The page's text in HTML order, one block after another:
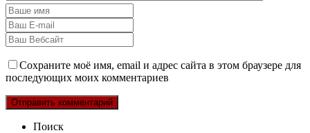
Сохраните моё имя, email и адрес сайта в этом браузере для
последующих моих комментариев
Поиск